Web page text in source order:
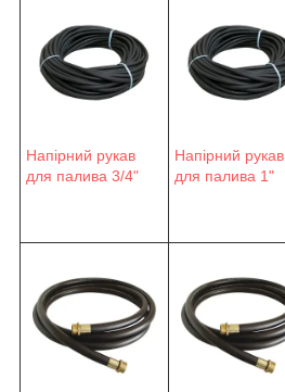
Напірний рукав
для палива 3/4"
Напірний рукав
для палива 1"